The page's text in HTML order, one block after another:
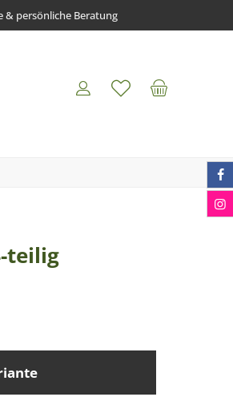
& persönliche Beratung
teilig